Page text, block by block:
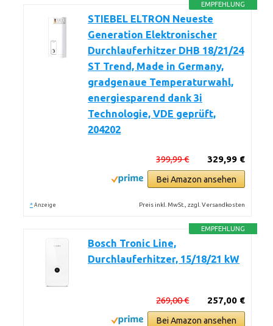
EMPFEHLUNG
STIEBEL ELTRON Neueste
Generation Elektronischer
Durchlauferhitzer DHB 18/21/24
ST Trend, Made in Germany,
gradgenaue Temperaturwahl,
energiesparend dank 3i
Technologie, VDE geprüft,
204202
329,99 €
399,99 €
Bei Amazon ansehen
* Anzeige Preis inkl. MwSt., zzgl. Versandkosten
EMPFEHLUNG
Bosch Tronic Line,
Durchlauferhitzer, 15/18/21 kW
257,00 €
269,00 €
Bei Amazon ansehen